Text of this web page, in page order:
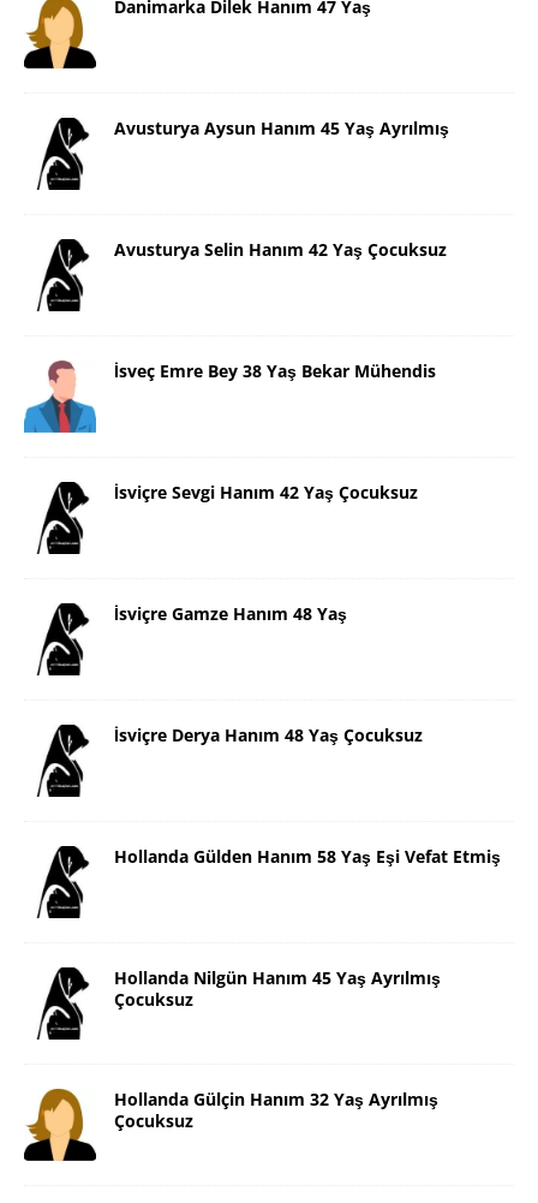
Danimarka Dilek Hanım 47 Yaş
Avusturya Aysun Hanım 45 Yaş Ayrılmış
Avusturya Selin Hanım 42 Yaş Çocuksuz
İsveç Emre Bey 38 Yaş Bekar Mühendis
İsviçre Sevgi Hanım 42 Yaş Çocuksuz
İsviçre Gamze Hanım 48 Yaş
İsviçre Derya Hanım 48 Yaş Çocuksuz
Hollanda Gülden Hanım 58 Yaş Eşi Vefat Etmiş
Hollanda Nilgün Hanım 45 Yaş Ayrılmış
Çocuksuz
Hollanda Gülçin Hanım 32 Yaş Ayrılmış
Çocuksuz